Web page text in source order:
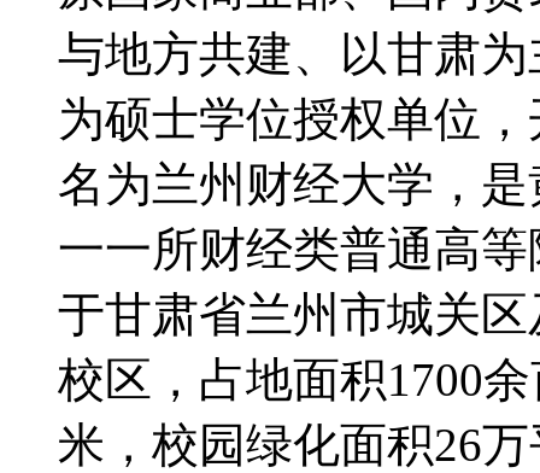
与地方共建、以甘肃
为硕士学位授权单位
名为兰州财经大学，
一一所财经类普通高
于甘肃省兰州市城关
校区，占地面积1700
米，校园绿化面积26